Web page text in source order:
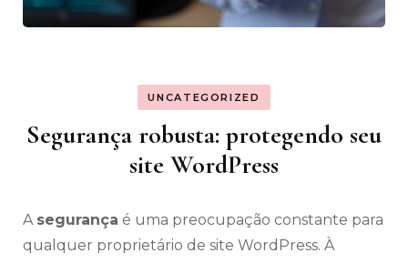
UNCATEGORIZED
Segurança robusta: protegendo seu
site WordPress
A segurança é uma preocupação constante para
qualquer proprietário de site WordPress. À